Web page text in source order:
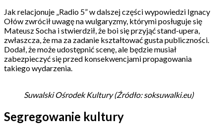
Jak relacjonuje „Radio 5” w dalszej części wypowiedzi Ignacy
Ołów zwrócił uwagę na wulgaryzmy, którymi posługuje się
Mateusz Socha i stwierdził, że boi się przyjąć stand-upera,
zwłaszcza, że ma za zadanie kształtować gusta publiczności.
Dodał, że może udostępnić scenę, ale będzie musiał
zabezpieczyć się przed konsekwencjami propagowania
takiego wydarzenia.
Suwalski Ośrodek Kultury (Źródło: soksuwalki.eu)
Segregowanie kultury